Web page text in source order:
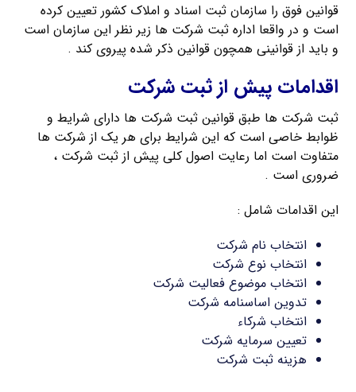
قوانین فوق را سازمان ثبت اسناد و املاک کشور تعیین کرده
است و در واقعا اداره ثبت شرکت ها زیر نظر این سازمان است
و باید از قوانینی همچون قوانین ذکر شده پیروی کند .
اقدامات پیش از ثبت شرکت
ثبت شرکت ها طبق قوانین ثبت شرکت ها دارای شرایط و
ظوابط خاصی است که این شرایط برای هر یک از شرکت ها
متفاوت است اما رعایت اصول کلی پیش از ثبت شرکت ،
ضروری است .
این اقدامات شامل :
انتخاب نام شرکت
انتخاب نوع شرکت
انتخاب موضوع فعالیت شرکت
تدوین اساسنامه شرکت
انتخاب شرکاء
تعیین سرمایه شرکت
هزینه ثبت شرکت